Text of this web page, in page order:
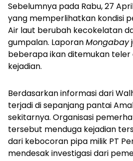
Sebelumnya pada Rabu, 27
yang memperlihatkan kondisi
Air laut berubah kecokelatan
gumpalan. LaporanMongabay
beberapa ikan ditemukan teler
kejadian.
Berdasarkan informasi dari
terjadi di sepanjang pantai
sekitarnya. Organisasi
tersebut menduga kejadian
dari kebocoran pipa milik PT
mendesak investigasi dari